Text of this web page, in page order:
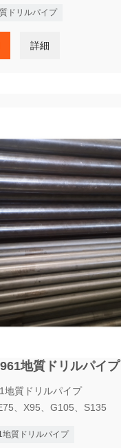
ドリルパイプ
詳細
地質ドリルパイプ
地質ドリルパイプ
、X95、G105、S135
地質ドリルパイプ